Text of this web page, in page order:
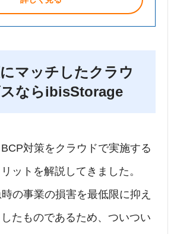
マッチしたクラウ
スならibisStorage
対策をクラウドで実施する
ットを解説してきました。
の事業の損害を最低限に抑え
たものであるため、ついつい